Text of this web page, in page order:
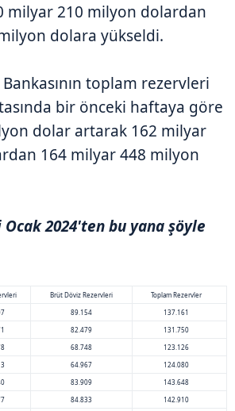
milyar 210 milyon dolardan
dolara yükseldi.
toplam rezervleri
bir önceki haftaya göre
dolar artarak 162 milyar
164 milyar 448 milyon
2024'ten bu yana şöyle
Brüt Döviz Rezervleri
Toplam Rezervler
89.154
137.161
82.479
131.750
68.748
123.126
64.967
124.080
83.909
143.648
84.833
142.910